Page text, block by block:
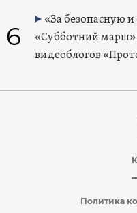
6
«За безопасную
«Субботний марш»
видеоблогов
Политика